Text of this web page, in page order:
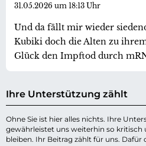
31.05.2026 um 18:13 Uhr
Und da fällt mir wieder
Kubiki doch die Alten zu
Glück den Impftod durch
Ihre Unterstützung zählt
Ohne Sie ist hier alles nichts. Ihre
gewährleistet uns weiterhin so kritisch
bleiben. Ihr Beitrag zählt für uns. Dafür